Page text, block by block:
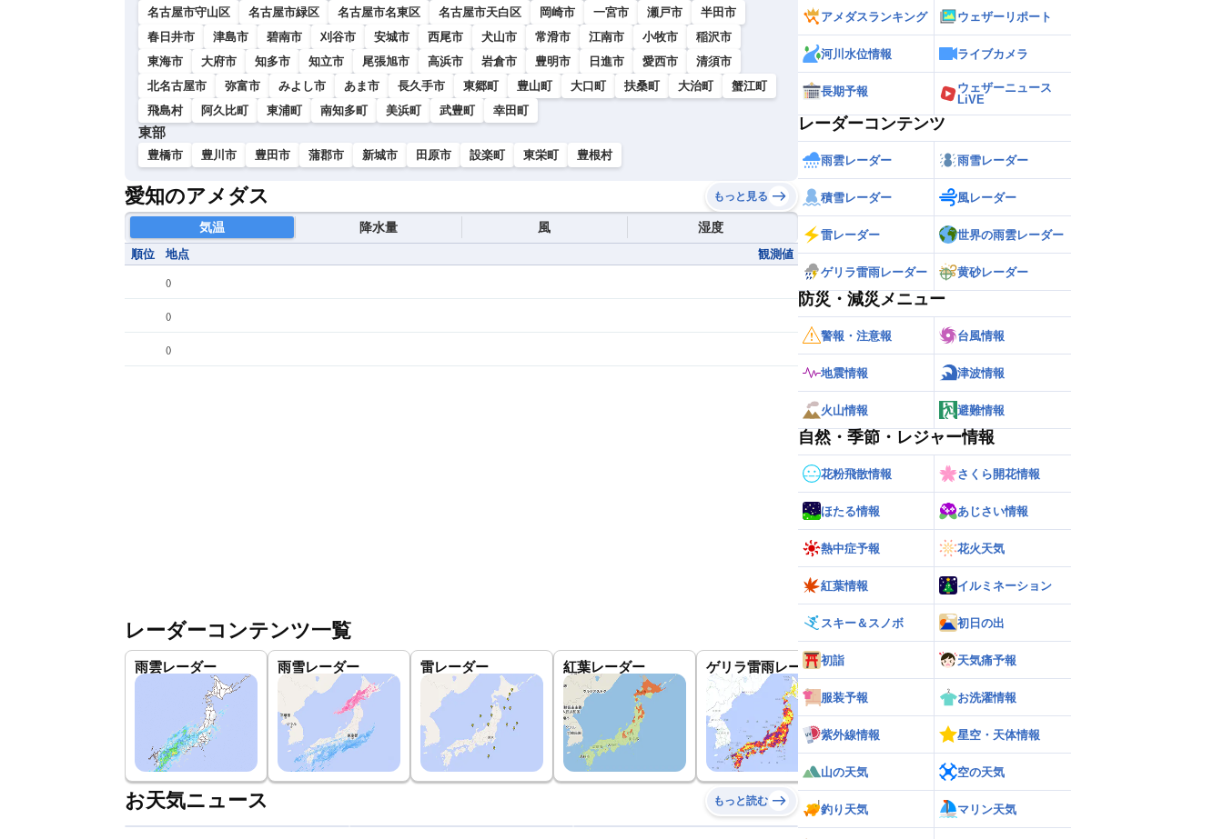
名古屋市守山区
名古屋市緑区 名古屋市名東区 名古屋市天白区 岡崎市 一宮市 瀬戸市
半田市
春日井市
津島市 碧南市 刈谷市 安城市 西尾市 犬山市 常滑市 江南市 小牧市
稲沢市
東海市
大府市 知多市 知立市 尾張旭市 高浜市 岩倉市 豊明市 日進市 愛西市
清須市
北名古屋市
弥富市 みよし市 あま市 長久手市 東郷町 豊山町 大口町 扶桑町 大治町
蟹江町
飛島村
阿久比町 東浦町 南知多町 美浜町 武豊町 幸田町
東部
豊橋市 豊川市 豊田市 蒲郡市 新城市 田原市 設楽町 東栄町 豊根村
愛知のアメダス もっと見る
気温 降水量 風 湿度
順位 地点 観測値
()
()
()
レーダーコンテンツ一覧
雨雲レーダー 雨雪レーダー 雷レーダー 紅葉レーダー ゲリラ雷雨レーダー 世界の雨雲レーダー
お天気ニュース もっと読む
アメダスランキング ウェザーリポート
河川水位情報 ライブカメラ
長期予報
ウェザーニュース
LiVE
レーダーコンテンツ
雨雲レーダー 雨雪レーダー
積雪レーダー 風レーダー
雷レーダー 世界の雨雲レーダー
ゲリラ雷雨レーダー 黄砂レーダー
防災・減災メニュー
警報・注意報 台風情報
地震情報 津波情報
火山情報 避難情報
自然・季節・レジャー情報
花粉飛散情報 さくら開花情報
ほたる情報 あじさい情報
熱中症予報 花火天気
紅葉情報 イルミネーション
スキー＆スノボ 初日の出
初詣 天気痛予報
服装予報 お洗濯情報
紫外線情報 星空・天体情報
山の天気 空の天気
釣り天気 マリン天気